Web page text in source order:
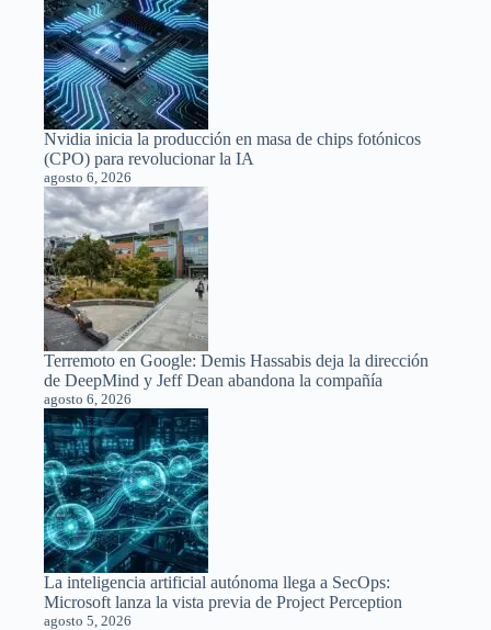
Nvidia inicia la producción en masa de chips fotónicos
(CPO) para revolucionar la IA
agosto 6, 2026
Terremoto en Google: Demis Hassabis deja la dirección
de DeepMind y Jeff Dean abandona la compañía
agosto 6, 2026
La inteligencia artificial autónoma llega a SecOps:
Microsoft lanza la vista previa de Project Perception
agosto 5, 2026